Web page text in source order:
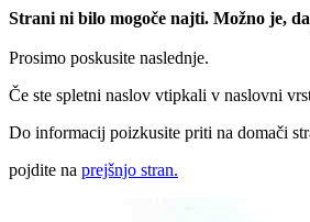
Strani ni bilo mogoče najti. Možno je,
Prosimo poskusite naslednje.
Če ste spletni naslov vtipkali v naslovni
Do informacij poizkusite priti na domači
pojdite na prejšnjo stran.